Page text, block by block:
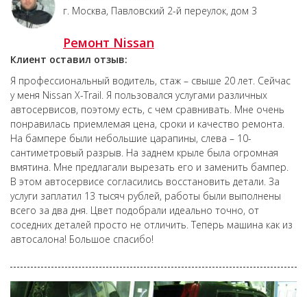
г. Москва, Павловский 2-й переулок, дом 3
Ремонт Nissan
Клиент оставил отзыв:
Я профессиональный водитель, стаж – свыше 20 лет. Сейчас
у меня Nissan X-Trail. Я пользовался услугами различных
автосервисов, поэтому есть, с чем сравнивать. Мне очень
понравилась приемлемая цена, сроки и качество ремонта.
На бампере были небольшие царапины, слева – 10-
сантиметровый разрыв. На заднем крыле была огромная
вмятина. Мне предлагали вырезать его и заменить бампер.
В этом автосервисе согласились восстановить детали. За
услуги заплатил 13 тысяч рублей, работы были выполнены
всего за два дня. Цвет подобрали идеально точно, от
соседних деталей просто не отличить. Теперь машина как из
автосалона! Большое спасибо!